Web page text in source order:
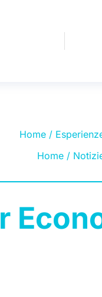
Home /
Home /